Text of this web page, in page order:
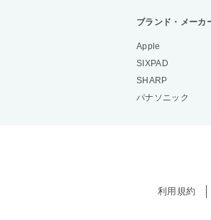
ブランド・メーカ
Apple
SIXPAD
SHARP
パナソニック
利用規約